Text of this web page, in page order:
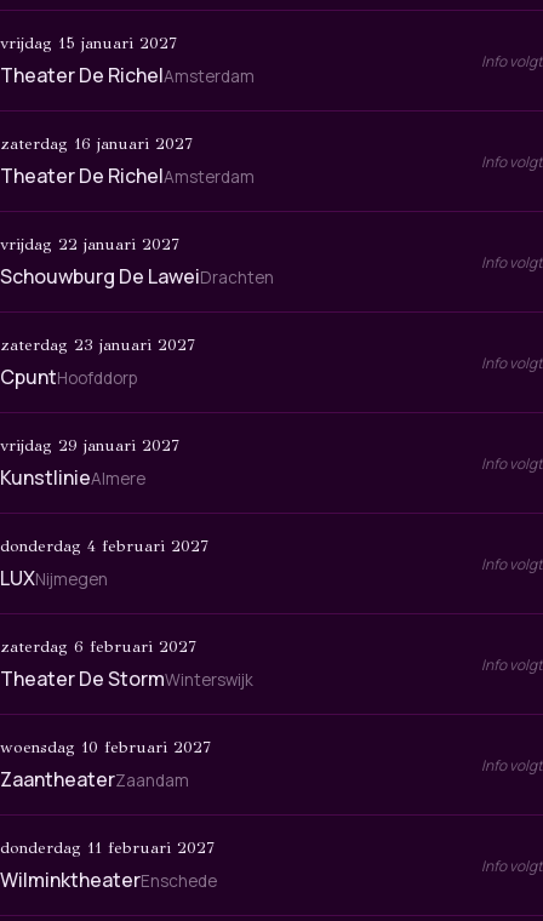
vrijdag 15 januari 2027
Theater De RichelAmsterdam
Info volgt
zaterdag 16 januari 2027
Theater De RichelAmsterdam
Info volgt
vrijdag 22 januari 2027
Schouwburg De LaweiDrachten
Info volgt
zaterdag 23 januari 2027
CpuntHoofddorp
Info volgt
vrijdag 29 januari 2027
KunstlinieAlmere
Info volgt
donderdag 4 februari 2027
LUXNijmegen
Info volgt
zaterdag 6 februari 2027
Theater De StormWinterswijk
Info volgt
woensdag 10 februari 2027
ZaantheaterZaandam
Info volgt
donderdag 11 februari 2027
WilminktheaterEnschede
Info volgt